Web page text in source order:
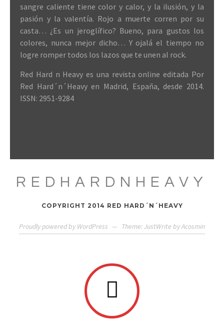
sangre caliente tiene color y calor, y la ilusión, y la
pasión y la valentía. Rojo a muerte corren por su
casta… ¿Es un jeroglífico? Bueno, para gustos los
colores, nunca mejor dicho… Y ojalá el tiempo no
logre romper todos los lazos que te unen al rock.
Red Hard n Heavy es una revista online editada Por
Red Hard´n´Heavy en Madrid, España, desde 2014.
ISSN: 2951-9284
REDHARDNHEAVY
COPYRIGHT 2014 RED HARD´N´HEAVY
Proudly powered by WordPress — Theme: JustWrite byAcosmin